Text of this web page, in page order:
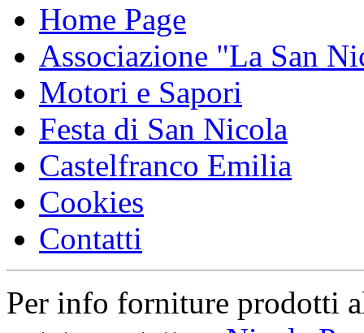
Home Page
Associazione "La San
Motori e Sapori
Festa di San Nicola
Castelfranco Emilia
Cookies
Contatti
Per info forniture prodotti